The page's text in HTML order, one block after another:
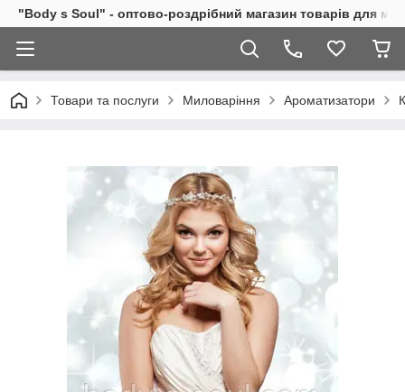
"Body s Soul" - оптово-роздрібний магазин товарів для
Товари та послуги Миловаріння Ароматизатори